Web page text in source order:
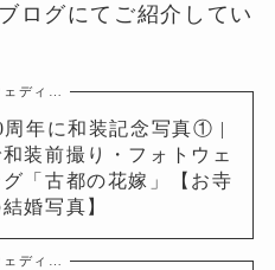
ログにてご紹介してい
ェディ…
周年に和装記念写真① |
装前撮り・フォトウェ
「古都の花嫁」【お寺
婚写真】
ェディ…